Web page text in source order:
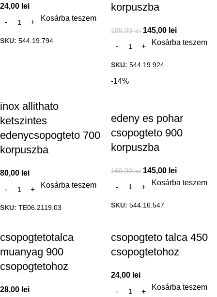
24,00 lei
Kosárba teszem
SKU: 544.19.794
korpuszba
185,00lei 145,00 lei
Kosárba teszem
SKU: 544.19.924
inox allithato
ketszintes
edenycsopogteto 700
korpuszba
80,00 lei
Kosárba teszem
SKU: TE06.2119.03
-14%
edeny es pohar
csopogteto 900
korpuszba
169,00lei 145,00 lei
Kosárba teszem
SKU: 544.16.547
csopogtetotalca
muanyag 900
csopogtetohoz
28,00 lei
csopogteto talca 450
csopogtetohoz
24,00 lei
Kosárba teszem